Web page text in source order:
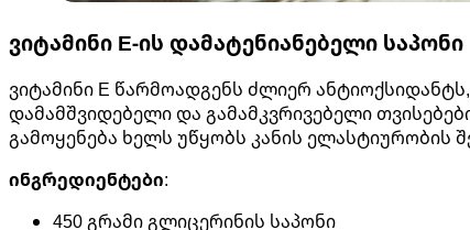
ვიტამინი E-ის დამატენიანებელი საპონი
ვიტამინი E წარმოადგენს ძლიერ
დამამშვიდებელი და გამამკვრივებელი
გამოყენება ხელს უწყობს კანის ელასტიურობის
ინგრედიენტები:
450 გრამი გლიცერინის საპონი